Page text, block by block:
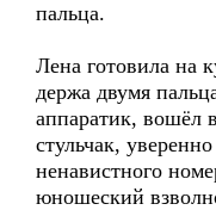
пальца.
Лена готовила на
держа двумя
аппаратик, вошёл
стульчак,
ненавистного
юношеский